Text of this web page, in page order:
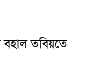
বহাল তবিয়তে